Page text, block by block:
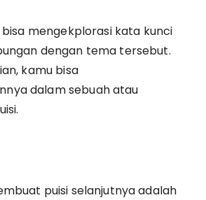
mengekplorasi kata kunci
dengan tema tersebut.
kamu bisa
dalam sebuah atau
puisi selanjutnya adalah